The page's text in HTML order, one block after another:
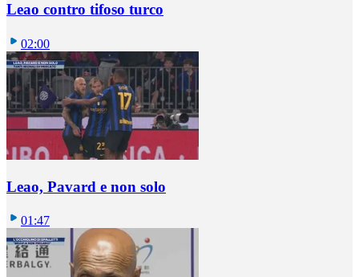
Leao contro tifoso turco
02:00
Leao, Pavard e non solo
01:47